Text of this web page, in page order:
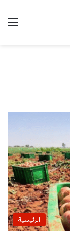
الرئيسية